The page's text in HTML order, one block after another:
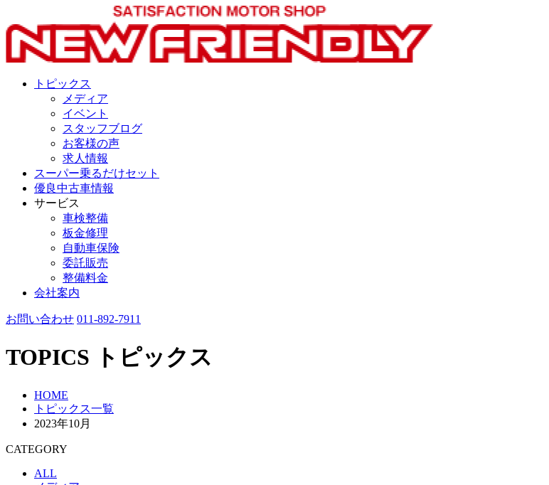
トピックス
メディア
イベント
スタッフブログ
お客様の声
求人情報
スーパー乗るだけセット
優良中古車情報
サービス
車検整備
板金修理
自動車保険
委託販売
整備料金
会社案内
お問い合わせ 011-892-7911
TOPICS トピックス
HOME
トピックス一覧
2023年10月
CATEGORY
ALL